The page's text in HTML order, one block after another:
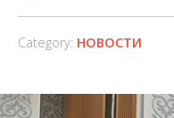
Category: НОВОСТИ